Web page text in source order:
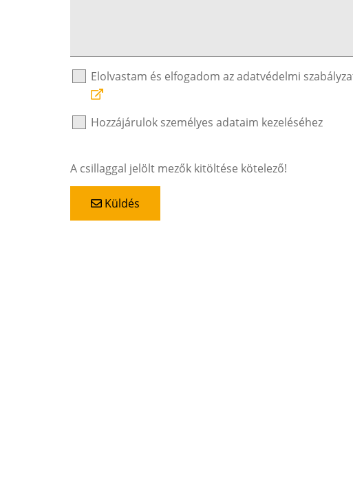
Elolvastam és elfogadom az adatvédelmi
Hozzájárulok személyes adataim kezeléséhez
A csillaggal jelölt mezők kitöltése kötelező!
Küldés